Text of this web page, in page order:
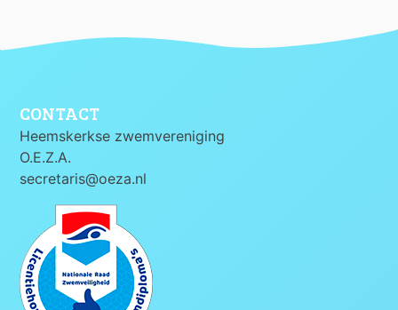
CONTACT
Heemskerkse zwemvereniging
O.E.Z.A.
secretaris@oeza.nl